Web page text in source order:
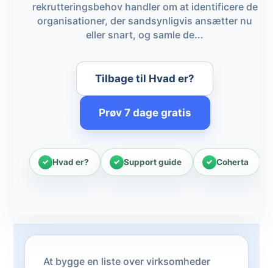
rekrutteringsbehov handler om at identificere de
organisationer, der sandsynligvis ansætter nu
eller snart, og samle de...
Tilbage til Hvad er?
Prøv 7 dage gratis
Hvad er? Support guide Coherta
At bygge en liste over virksomheder